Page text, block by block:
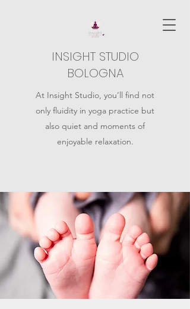
INSIGHT STUDIO
BOLOGNA
At Insight Studio, you’ll find not
only fluidity in yoga practice but
also quiet and moments of
enjoyable relaxation.